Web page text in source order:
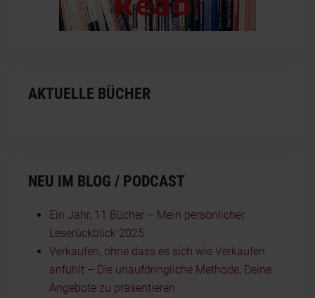
AKTUELLE BÜCHER
NEU IM BLOG / PODCAST
Ein Jahr, 11 Bücher – Mein persönlicher
Leserückblick 2025
Verkaufen, ohne dass es sich wie Verkaufen
anfühlt – Die unaufdringliche Methode, Deine
Angebote zu präsentieren